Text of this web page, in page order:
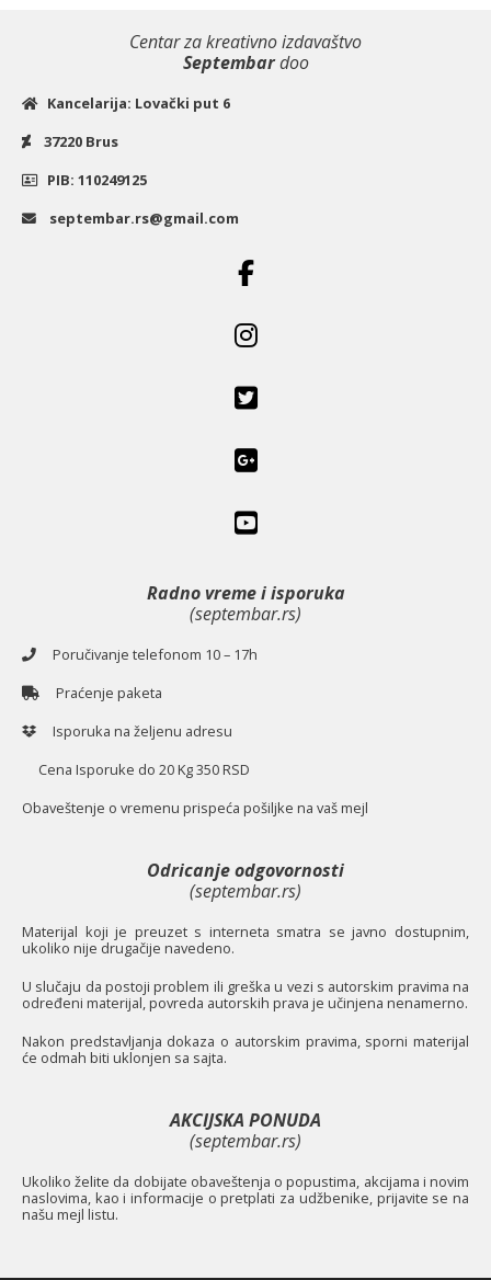
Book
količina
Centar za kreativno izdavaštvo
Septembardoo
Kancelarija: Lovački put 6
37220 Brus
PIB: 110249125
septembar.rs@gmail.com
Radno vreme i isporuka
(septembar.rs)
Poručivanje telefonom 10 – 17h
Praćenje paketa
Isporuka na željenu adresu
Cena Isporuke do 20 Kg 350 RSD
Obaveštenje o vremenu prispeća pošiljke na vaš mejl
Odricanje odgovornosti
(septembar.rs)
Materijal koji je preuzet s interneta smatra se javno dostupnim,
ukoliko nije drugačije navedeno.
U slučaju da postoji problem ili greška u vezi s autorskim pravima na
određeni materijal, povreda autorskih prava je učinjena nenamerno.
Nakon predstavljanja dokaza o autorskim pravima, sporni materijal
će odmah biti uklonjen sa sajta.
AKCIJSKA PONUDA
(septembar.rs)
Ukoliko želite da dobijate obaveštenja o popustima, akcijama i novim
naslovima, kao i informacije o pretplati za udžbenike, prijavite se na
našu mejl listu.